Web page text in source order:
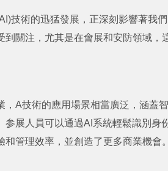
技術的迅猛發展，正深刻影響著我
到關注，尤其是在會展和安防領域
，A技術的應用場景相當廣泛，涵蓋
参展人員可以通過AI系統輕鬆識別身
和管理效率，並創造了更多商業機會